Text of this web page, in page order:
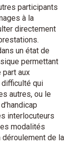
participants
à la
directement
un état de
permettant
part aux
qui
autres, ou le
interlocuteurs
modalités
de la